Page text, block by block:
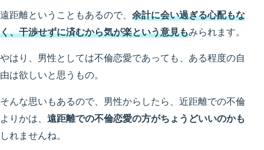
遠距離ということもあるので、 余計に会い過ぎる心配もな
く、干渉せずに済むから気が楽という意見もみられます。
やはり、男性としては不倫恋愛であっても、ある程度の自
由は欲しいと思うもの。
そんな思いもあるので、男性からしたら、近距離での不倫
よりかは、 遠距離での不倫恋愛の方がちょうどいいのかも
しれませんね。